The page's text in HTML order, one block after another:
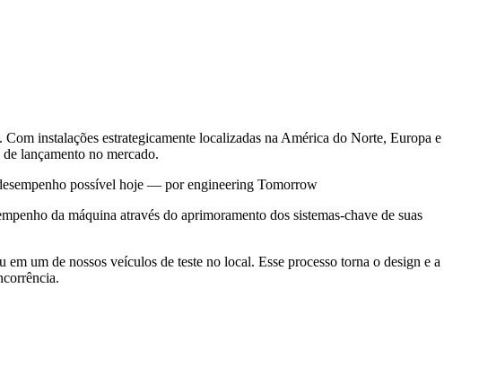
instalações estrategicamente localizadas na América do Norte, Europa e
lançamento no mercado.
possível hoje — por engineering Tomorrow
da máquina através do aprimoramento dos sistemas-chave de suas
um de nossos veículos de teste no local. Esse processo torna o design e a